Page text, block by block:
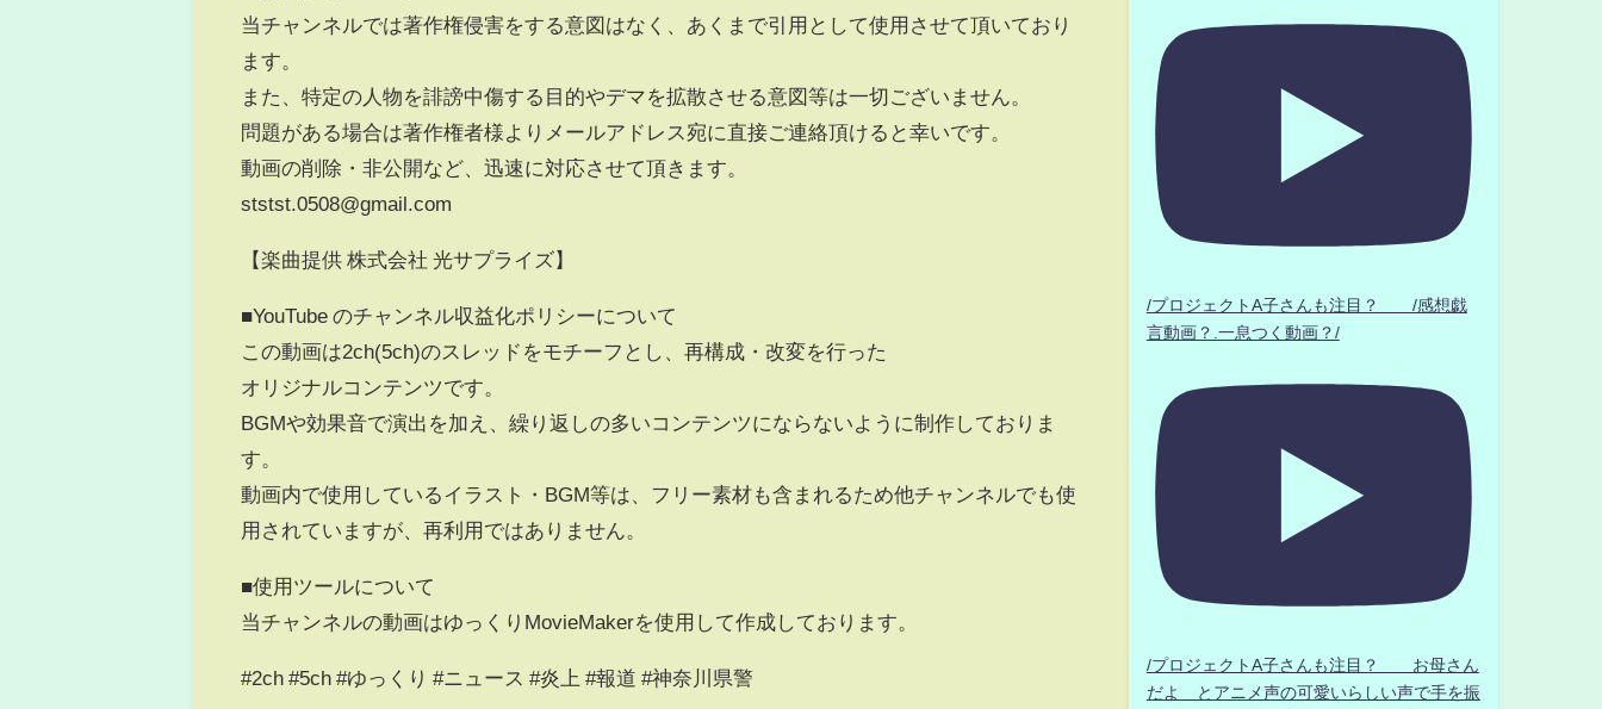
当チャンネルでは著作権侵害をする意図はなく、あくまで引用として使用させて頂いており
ます。
また、特定の人物を誹謗中傷する目的やデマを拡散させる意図等は一切ございません。
問題がある場合は著作権者様よりメールアドレス宛に直接ご連絡頂けると幸いです。
動画の削除・非公開など、迅速に対応させて頂きます。
ststst.0508@gmail.com
【楽曲提供 株式会社 光サプライズ】
■YouTube のチャンネル収益化ポリシーについて
この動画は2ch(5ch)のスレッドをモチーフとし、再構成・改変を行った
オリジナルコンテンツです。
BGMや効果音で演出を加え、繰り返しの多いコンテンツにならないように制作しておりま
す。
動画内で使用しているイラスト・BGM等は、フリー素材も含まれるため他チャンネルでも使
用されていますが、再利用ではありません。
■使用ツールについて
当チャンネルの動画はゆっくりMovieMakerを使用して作成しております。
#2ch #5ch #ゆっくり #ニュース #炎上 #報道 #神奈川県警
/プロジェクトA子さんも注目？ /感想戯
言動画？.一息つく動画？/
/プロジェクトA子さんも注目？ お母さん
だよ とアニメ声の可愛いらしい声で手を振